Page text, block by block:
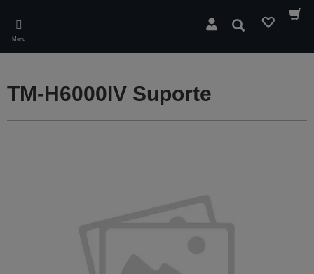
main
content
Menu
Pesquisar
TM-H6000IV Suporte